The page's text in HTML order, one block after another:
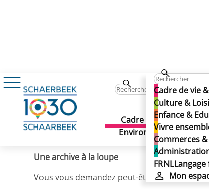
Cadre de vie
Culture &
Enfance &
Vivre
Commerces
FRNLLangage
Mon
Cadre de vie &
Environnement
Archive : L'ancienne
Archive : L'ancienne
Archive : L'ancienne
Publié le 03/03/2019
Une archive à la loupe
Vous vous demandez peut-être ce que